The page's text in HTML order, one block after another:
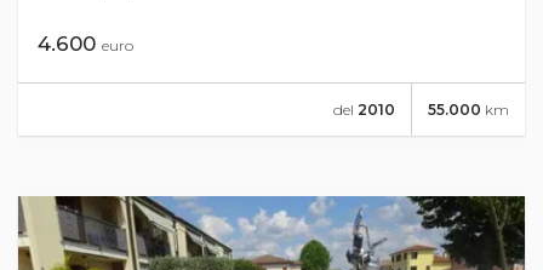
4.600 euro
55.000 km
del 2010